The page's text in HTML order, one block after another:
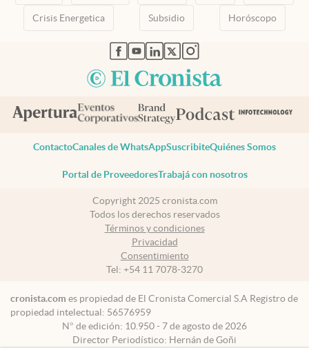
Crisis Energetica Subsidio Horóscopo
abre en nueva pestaña
abre en nueva pestaña
abre en nueva pestaña
abre en nueva pestaña
abre en nueva pestaña
ContactoCanales de WhatsAppSuscribiteQuiénes Somos
Portal de ProveedoresTrabajá con nosotros
Copyright 2025 cronista.com
Todos los derechos reservados
Términos y condiciones
Privacidad
Consentimiento
Tel: +54 11 7078-3270
cronista.com es propiedad de El Cronista Comercial S.A Registro de
propiedad intelectual: 56576959
N° de edición: 10.950 - 7 de agosto de 2026
Director Periodístico: Hernán de Goñi